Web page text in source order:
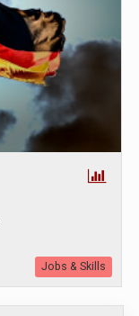
Jobs & Skills